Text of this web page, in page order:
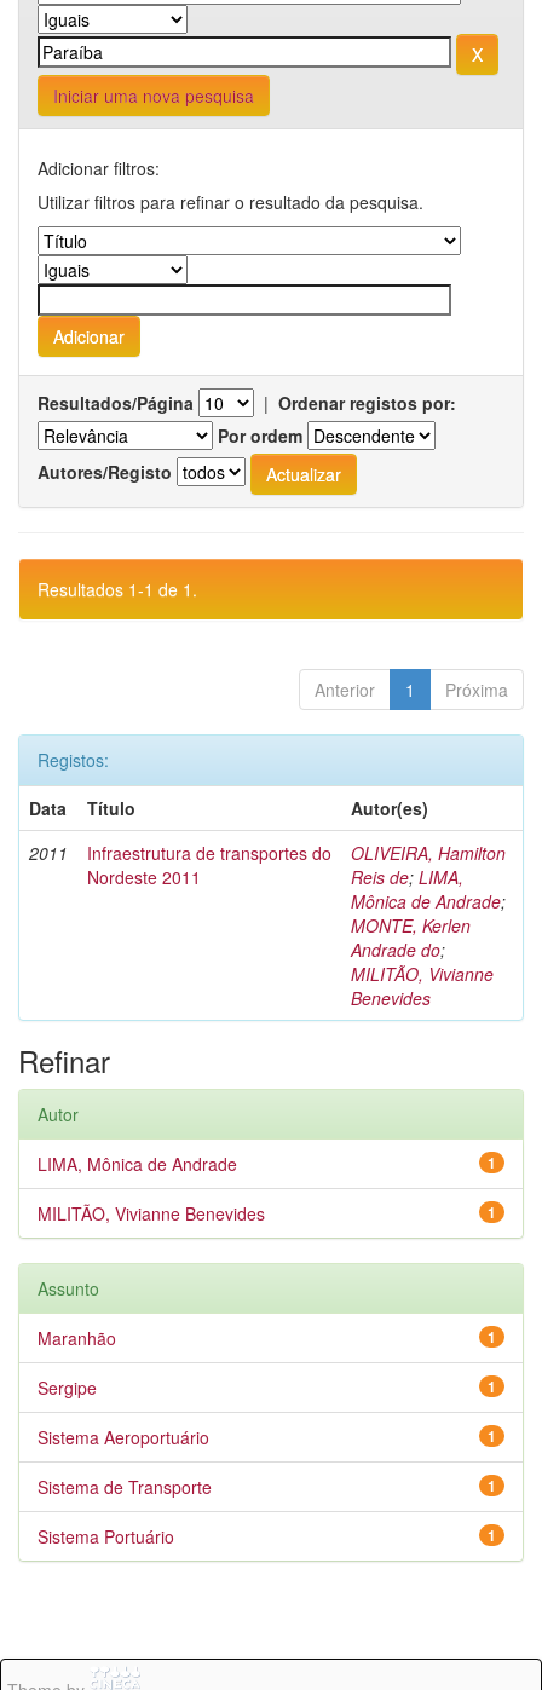
Iniciar uma nova pesquisa
Adicionar filtros:
Utilizar filtros para refinar o resultado da pesquisa.
Resultados/Página | Ordenar registos por:
Por ordem
Autores/Registo
Resultados 1-1 de 1.
Anterior 1 Próxima
Registos:
Data
Título
Autor(es)
2011
Infraestrutura de transportes do
Nordeste 2011
OLIVEIRA, Hamilton
Reis de; LIMA,
Mônica de Andrade;
MONTE, Kerlen
Andrade do;
MILITÃO, Vivianne
Benevides
Refinar
Autor
1
LIMA, Mônica de Andrade
1
MILITÃO, Vivianne Benevides
Assunto
1
Maranhão
1
Sergipe
1
Sistema Aeroportuário
1
Sistema de Transporte
1
Sistema Portuário